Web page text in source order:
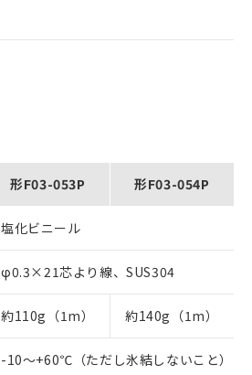
形F03-053P 形F03-054P
塩化ビニール
φ0.3×21芯より線、SUS304
約110g（1m） 約140g（1m）
-10～+60℃（ただし氷結しないこと）＊